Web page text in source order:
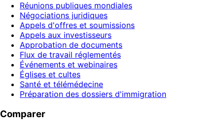
Réunions publiques mondiales
Négociations juridiques
Appels d'offres et soumissions
Appels aux investisseurs
Approbation de documents
Flux de travail réglementés
Événements et webinaires
Églises et cultes
Santé et télémédecine
Préparation des dossiers d'immigration
Comparer